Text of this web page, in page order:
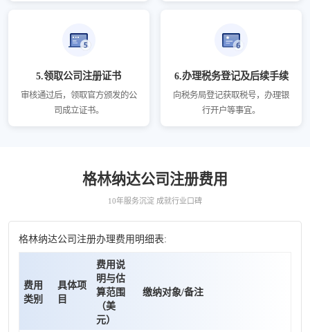
5.领取公司注册证书
审核通过后，领取官方颁发的公
司成立证书。
6.办理税务登记及后续手续
向税务局登记获取税号，办理银
行开户等事宜。
格林纳达公司注册费用
10年服务沉淀 成就行业口碑
格林纳达公司注册办理费用明细表:
费用
类别
具体项
目
费用说
明与估
算范围
（美
元）
缴纳对象/备注